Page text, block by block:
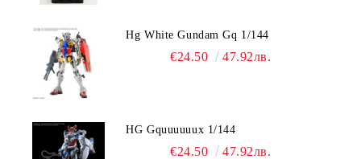
Hg White Gundam Gq 1/144
€24.50 47.92лв.
HG Gquuuuuux 1/144
€24.50 47.92лв.